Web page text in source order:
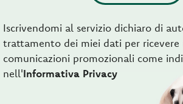
Iscrivendomi al servizio dichiaro di
trattamento dei miei dati per ricevere
comunicazioni promozionali come
nell'Informativa Privacy